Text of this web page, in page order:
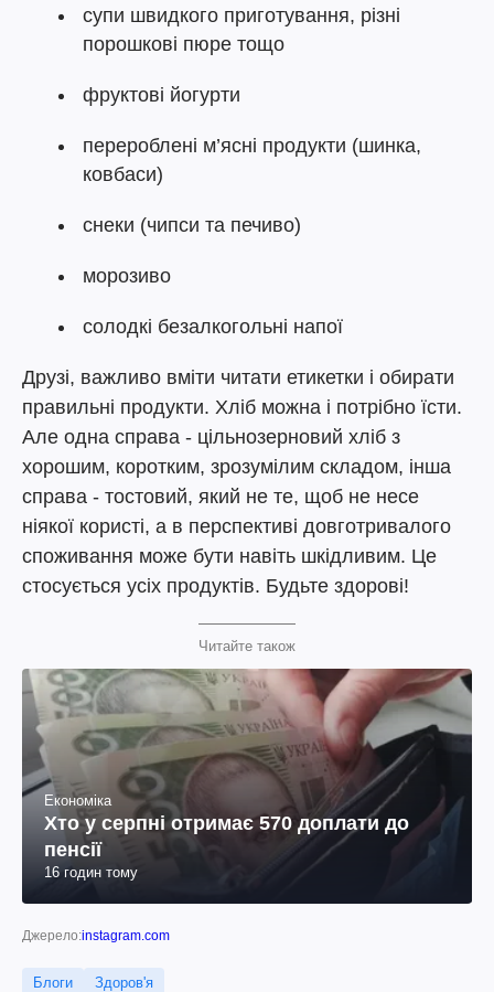
супи швидкого приготування, різні
порошкові пюре тощо
фруктові йогурти
перероблені м’ясні продукти (шинка,
ковбаси)
снеки (чипси та печиво)
морозиво
солодкі безалкогольні напої
Друзі, важливо вміти читати етикетки і обирати
правильні продукти. Хліб можна і потрібно їсти.
Але одна справа - цільнозерновий хліб з
хорошим, коротким, зрозумілим складом, інша
справа - тостовий, який не те, щоб не несе
ніякої користі, а в перспективі довготривалого
споживання може бути навіть шкідливим. Це
стосується усіх продуктів. Будьте здорові!
Читайте також
Економіка
Хто у серпні отримає 570 доплати до
пенсії
16 годин тому
Джерело:instagram.com
Блоги Здоров'я